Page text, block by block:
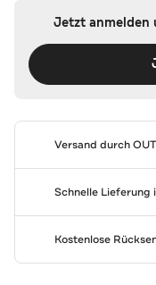
Jetzt anmelden
Versand durch
Schnelle Lieferung
Kostenlose